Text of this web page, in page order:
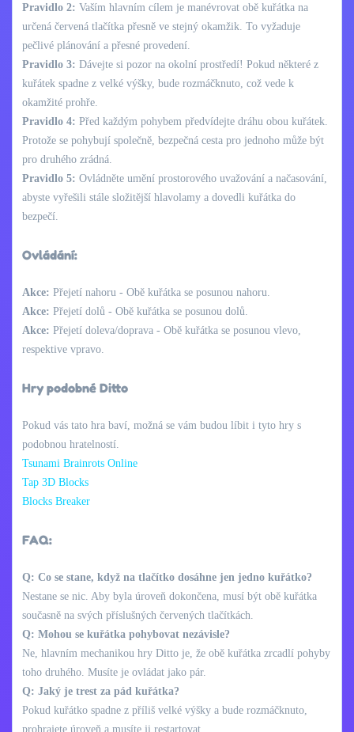
Pravidlo 2: Vaším hlavním cílem je manévrovat obě kuřátka na
určená červená tlačítka přesně ve stejný okamžik. To vyžaduje
pečlivé plánování a přesné provedení.
Pravidlo 3: Dávejte si pozor na okolní prostředí! Pokud některé z
kuřátek spadne z velké výšky, bude rozmáčknuto, což vede k
okamžité prohře.
Pravidlo 4: Před každým pohybem předvídejte dráhu obou kuřátek.
Protože se pohybují společně, bezpečná cesta pro jednoho může být
pro druhého zrádná.
Pravidlo 5: Ovládněte umění prostorového uvažování a načasování,
abyste vyřešili stále složitější hlavolamy a dovedli kuřátka do
bezpečí.
Ovládání:
Akce: Přejetí nahoru - Obě kuřátka se posunou nahoru.
Akce: Přejetí dolů - Obě kuřátka se posunou dolů.
Akce: Přejetí doleva/doprava - Obě kuřátka se posunou vlevo,
respektive vpravo.
Hry podobné Ditto
Pokud vás tato hra baví, možná se vám budou líbit i tyto hry s
podobnou hratelností.
Tsunami Brainrots Online
Tap 3D Blocks
Blocks Breaker
FAQ:
Q: Co se stane, když na tlačítko dosáhne jen jedno kuřátko?
Nestane se nic. Aby byla úroveň dokončena, musí být obě kuřátka
současně na svých příslušných červených tlačítkách.
Q: Mohou se kuřátka pohybovat nezávisle?
Ne, hlavním mechanikou hry Ditto je, že obě kuřátka zrcadlí pohyby
toho druhého. Musíte je ovládat jako pár.
Q: Jaký je trest za pád kuřátka?
Pokud kuřátko spadne z příliš velké výšky a bude rozmáčknuto,
prohrajete úroveň a musíte ji restartovat.